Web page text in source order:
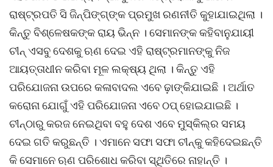
ରାଷ୍ଟ୍ରପତି ସି ଜିନ୍ପିଙ୍ଗ୍ଙ୍କ ପ୍ରମୁଖ ରଣନୀତି କୁହାଯାଇଥିଲା ।
କିନ୍ତୁ ବିଶ୍ଳେଷକଙ୍କ ରାୟ ଭିନ୍ନ । ସେମାନଙ୍କ କହିବାନୁଯାୟୀ
ଚୀନ୍ ଏସବୁ ଦେଶକୁ ଋଣ ଦେଇ ଏହି ରାଷ୍ଟ୍ରମାନଙ୍କୁ ନିଜ
ଆୟତ୍ତାଧୀନ କରିବା ମୂଳ ଲକ୍ଷ୍ୟ ଥିଲା । କିନ୍ତୁ ଏହି
ପରିଯୋଜନା ଉପରେ କଳାବାଦଲ ଏବେ ଢ଼ାଙ୍କିଯାଇଛି । ଅର୍ଥାତ
କରୋନା ଯୋଗୁଁ ଏହି ପରିଯୋଜନା ଏବେ ଠପ୍ ହୋଇଯାଇଛି ।
ଚୀନ୍ଠାରୁ କରଜ ନେଇଥିବା ବହୁ ଦେଶ ଏବେ ମୁସ୍କିଲ୍ର ସମୟ
ଦେଇ ଗତି କରୁଛନ୍ତି । ଏମାନେ ସଫା ସଫା ଚୀନ୍କୁ କହିଦେଇଛନ୍ତି
କି ସେମାନେ ଋଣ ପରିଶୋଧ କରିବା ସ୍ଥିତିରେ ନାହାନ୍ତି ।